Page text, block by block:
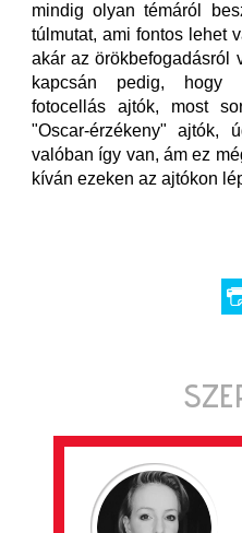
mindig olyan témáról
túlmutat, ami fontos lehet
akár az örökbefogadásról
kapcsán pedig, hogy
fotocellás ajtók, most
"Oscar-érzékeny" ajtók,
valóban így van, ám ez
kíván ezeken az ajtókon